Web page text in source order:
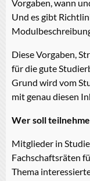
Vorgaben, wann
Und es gibt
Diese Vorgaben,
für die gute
Grund wird vom
mit genau diesen
Wer soll
Mitglieder in
Fachschaftsräten
Thema